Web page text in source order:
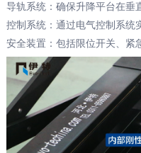
导轨系统：确保升降平台在垂
控制系统：通过电气控制系统
安全装置：包括限位开关、紧